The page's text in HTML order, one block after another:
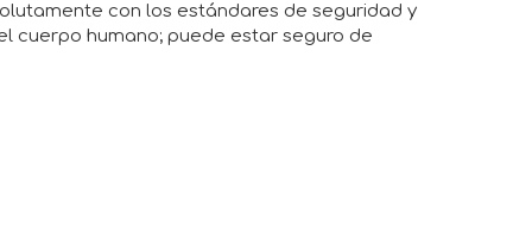
con los estándares de seguridad y
cuerpo humano; puede estar seguro de